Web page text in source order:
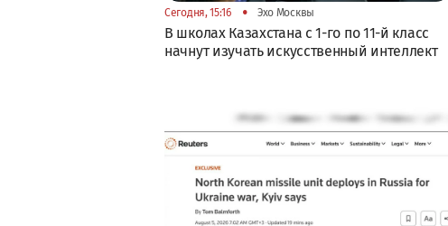
Сегодня, 15:16 • Эхо Москвы
В школах Казахстана с 1-го по 11-й класс
начнут изучать искусственный интеллект